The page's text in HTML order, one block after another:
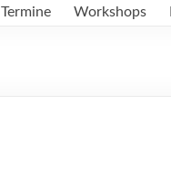
Termine Workshops